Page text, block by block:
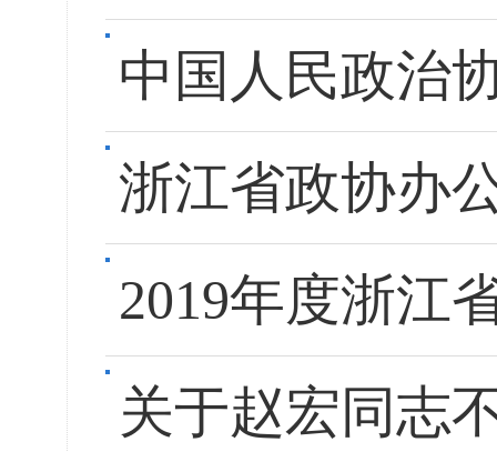
中国人民政治
浙江省政协办
2019年度浙江
关于赵宏同志